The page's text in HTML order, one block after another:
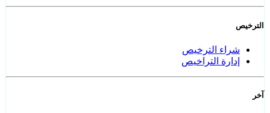
الترخيص
شراء الترخيص
إدارة التراخيص
آخر